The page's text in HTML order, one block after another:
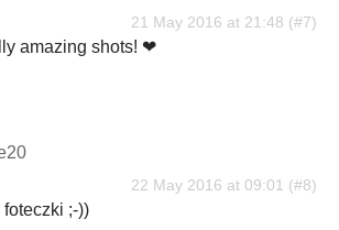
21 May 2016 at 21:48
amazing shots! ❤
22 May 2016 at 09:01
;-))